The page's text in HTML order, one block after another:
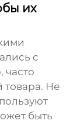
их
с
товара. Не
быть